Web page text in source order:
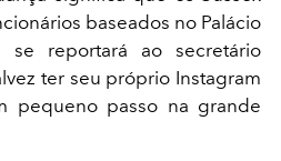
baseados no Palácio
se reportará ao secretário
ter seu próprio Instagram
pequeno passo na grande